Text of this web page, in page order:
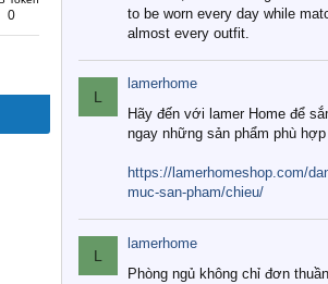
0
to be worn every day while
almost every outfit.
L
lamerhome
Hãy đến với lamer Home để
ngay những sản phẩm phù hợp
https://lamerhomeshop.com/
muc-san-pham/chieu/
L
lamerhome
Phòng ngủ không chỉ đơn